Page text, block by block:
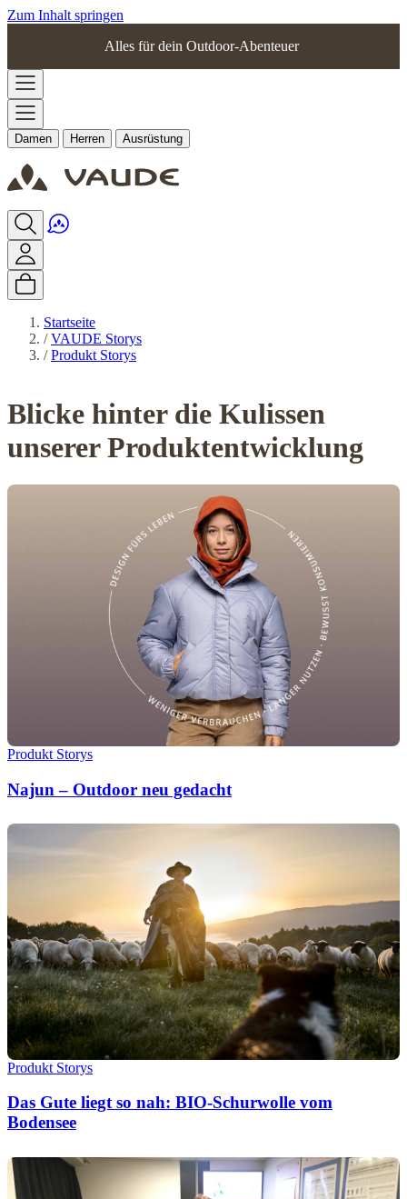
Zum Inhalt springen
Alles für dein Outdoor-Abenteuer
Damen Herren Ausrüstung
Startseite
/ VAUDE Storys
/ Produkt Storys
Blicke hinter die Kulissen
unserer Produktentwicklung
Produkt Storys
Najun – Outdoor neu gedacht
Produkt Storys
Das Gute liegt so nah: BIO-Schurwolle vom
Bodensee